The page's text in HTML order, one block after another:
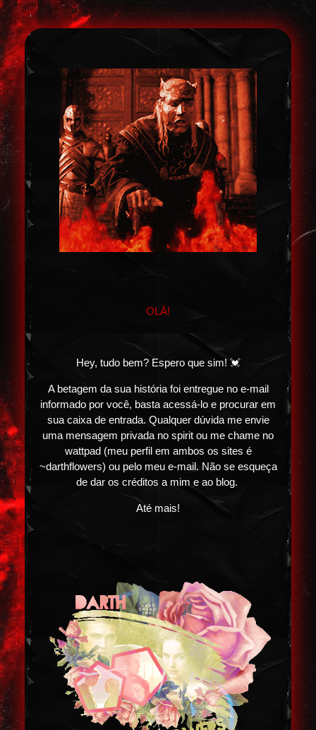
OLÁ!
Hey, tudo bem? Espero que sim! 💓
A betagem da sua história foi entregue no e-mail
informado por você, basta acessá-lo e procurar em
sua caixa de entrada. Qualquer dúvida me envie
uma mensagem privada no spirit ou me chame no
wattpad (meu perfil em ambos os sites é
~darthflowers) ou pelo meu e-mail. Não se esqueça
de dar os créditos a mim e ao blog.
Até mais!